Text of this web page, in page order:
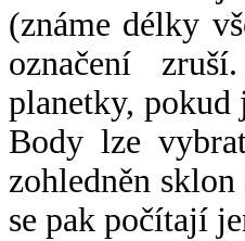
(známe délky
označení
planetky,
Body lze
zohledněn
se pak počítají